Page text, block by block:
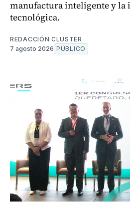
manufactura inteligente y la
tecnológica.
REDACCIÓN CLUSTER
7 agosto 2026 PÚBLICO